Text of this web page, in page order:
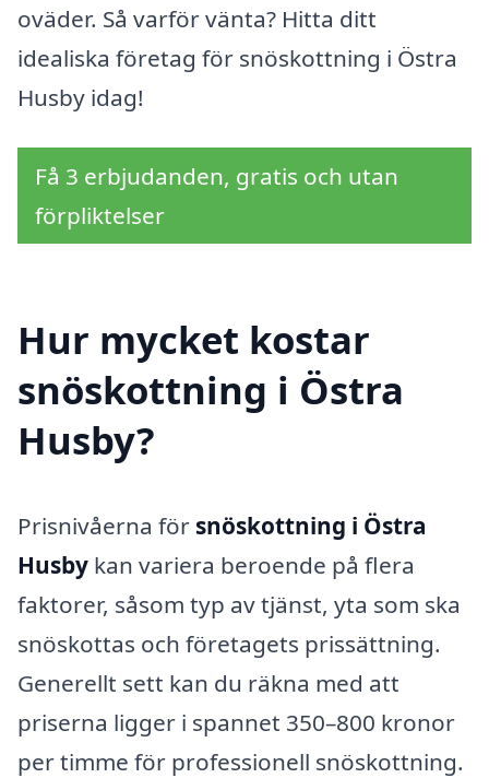
oväder. Så varför vänta? Hitta ditt
idealiska företag för snöskottning i Östra
Husby idag!
Få 3 erbjudanden, gratis och utan
förpliktelser
Hur mycket kostar
snöskottning i Östra
Husby?
Prisnivåerna för snöskottning i Östra
Husby kan variera beroende på flera
faktorer, såsom typ av tjänst, yta som ska
snöskottas och företagets prissättning.
Generellt sett kan du räkna med att
priserna ligger i spannet 350–800 kronor
per timme för professionell snöskottning.